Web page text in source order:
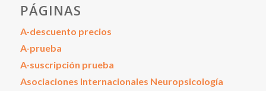
PÁGINAS
A-descuento precios
A-prueba
A-suscripción prueba
Asociaciones Internacionales Neuropsicología